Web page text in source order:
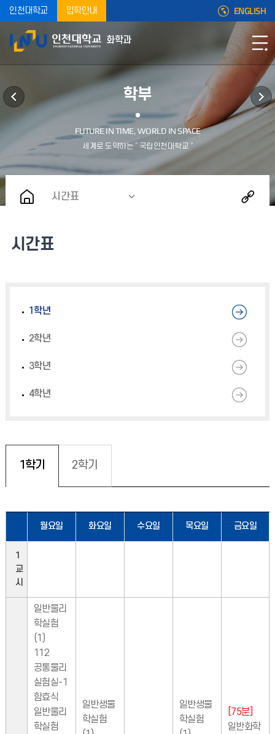
인천대학교 입학안내 ENGLISH
화학과
학부
시간표
시간표
1학년
2학년
3학년
4학년
1학기 2학기
월요일 화요일 수요일 목요일 금요일
1
교
시
일반물리
학실험
(1)
112
공통물리
실험실-1
함효식
일반물리
학실험
일반생물
학실험
일반생물
학실험
[75분]
일반화학